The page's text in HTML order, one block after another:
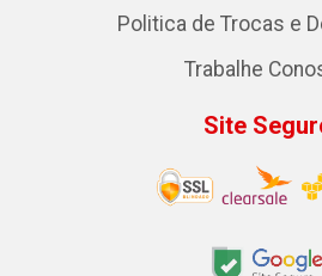
Politica de Trocas e
Trabalhe
Site